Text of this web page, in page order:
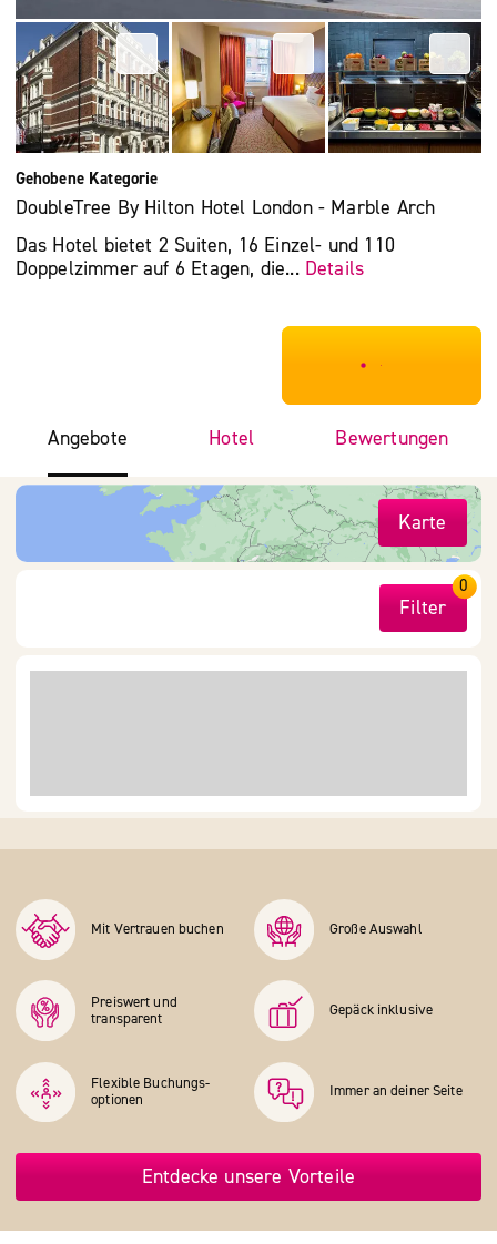
Gehobene Kategorie
DoubleTree By Hilton Hotel London - Marble Arch
Das Hotel bietet 2 Suiten, 16 Einzel- und 110
Doppelzimmer auf 6 Etagen, die... Details
***************
Angebote Hotel Bewertungen
Karte
Filter
0
Mit Vertrauen buchen Große Auswahl
Preiswert und
transparent
Gepäck inklusive
Flexible Buchungs­
optionen
Immer an deiner Seite
Entdecke unsere Vorteile